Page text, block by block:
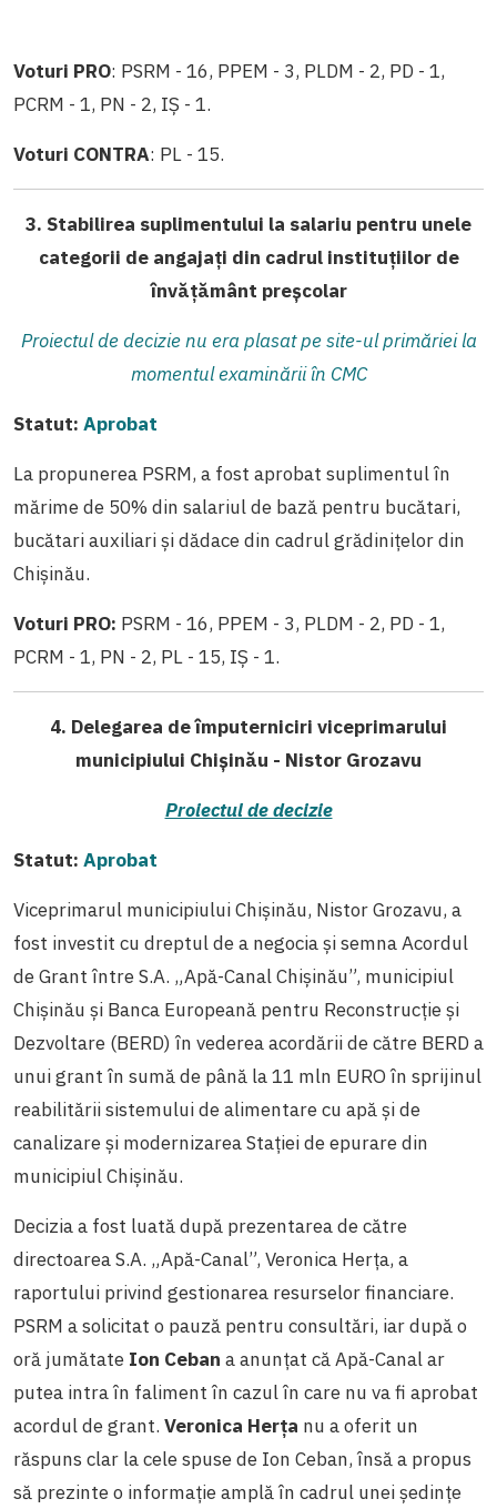
Voturi PRO: PSRM - 16, PPEM - 3, PLDM - 2, PD - 1,
PCRM - 1, PN - 2, IȘ - 1.
Voturi CONTRA: PL - 15.
3. Stabilirea suplimentului la salariu pentru unele
categorii de angajați din cadrul instituțiilor de
învățământ preșcolar
Proiectul de decizie nu era plasat pe site-ul primăriei la
momentul examinării în CMC
Statut: Aprobat
La propunerea PSRM, a fost aprobat suplimentul în
mărime de 50% din salariul de bază pentru bucătari,
bucătari auxiliari și dădace din cadrul grădinițelor din
Chișinău.
Voturi PRO: PSRM - 16, PPEM - 3, PLDM - 2, PD - 1,
PCRM - 1, PN - 2, PL - 15, IȘ - 1.
4. Delegarea de împuterniciri viceprimarului
municipiului Chișinău - Nistor Grozavu
Proiectul de decizie
Statut: Aprobat
Viceprimarul municipiului Chişinău, Nistor Grozavu, a
fost investit cu dreptul de a negocia şi semna Acordul
de Grant între S.A. „Apă-Canal Chişinău”, municipiul
Chişinău şi Banca Europeană pentru Reconstrucţie şi
Dezvoltare (BERD) în vederea acordării de către BERD a
unui grant în sumă de până la 11 mln EURO în sprijinul
reabilitării sistemului de alimentare cu apă şi de
canalizare şi modernizarea Staţiei de epurare din
municipiul Chişinău.
Decizia a fost luată după prezentarea de către
directoarea S.A. „Apă-Canal”, Veronica Herța, a
raportului privind gestionarea resurselor financiare.
PSRM a solicitat o pauză pentru consultări, iar după o
oră jumătate Ion Ceban a anunțat că Apă-Canal ar
putea intra în faliment în cazul în care nu va fi aprobat
acordul de grant. Veronica Herța nu a oferit un
răspuns clar la cele spuse de Ion Ceban, însă a propus
să prezinte o informație amplă în cadrul unei ședințe